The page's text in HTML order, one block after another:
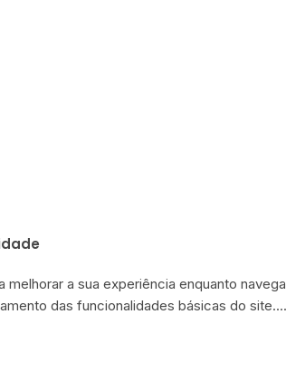
melhorar a sua experiência enquanto
das funcionalidades básicas do site....